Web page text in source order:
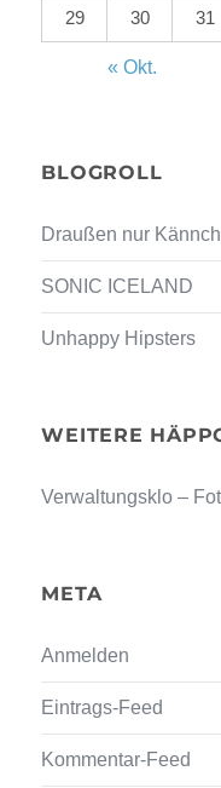
29 30 31
« Okt.
BLOGROLL
Draußen nur
SONIC ICELAND
Unhappy Hipsters
WEITERE
Verwaltungsklo –
META
Anmelden
Eintrags-Feed
Kommentar-Feed